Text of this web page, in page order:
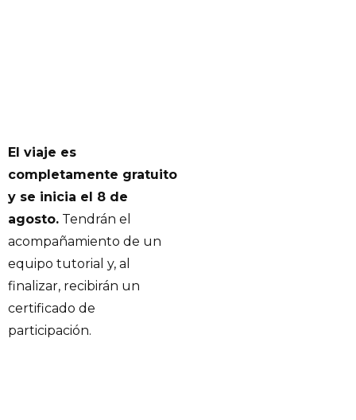
El viaje es
completamente gratuito
y se inicia el 8 de
agosto. Tendrán el
acompañamiento de un
equipo tutorial y, al
finalizar, recibirán un
certificado de
participación.